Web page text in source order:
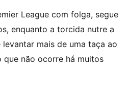
League com folga, segue
enquanto a torcida nutre a
mais de uma taça ao
não ocorre há muitos